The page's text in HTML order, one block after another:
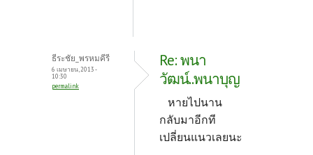
ธีระชัย_พรหมคีรี
6 เมษายน, 2013 -
10:30
permalink
Re: พนา
วัฒน์..พนาบุญ
หายไปนาน
กลับมาอีกที
เปลี่ยนแนวเลยนะ